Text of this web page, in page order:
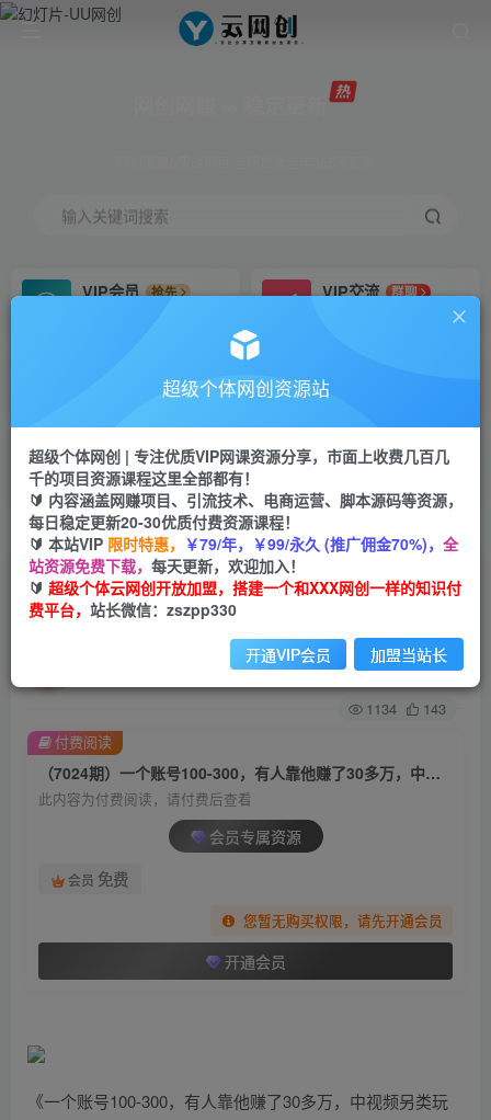
输入关键词搜索
VIP会员
抢先
VIP交流
群聊
研究探讨更多创业项目路子。
会员专属推广链接
招募站长
挂机
项目
脚本卡密
APP下载
GO
首页 创业课程 会员专属 正文
（7024期）一个账号100-300，有人靠他赚了30多
万，中视频另类玩法，任何人都可以做到
关注 私信
1134 143
（7024期）一个账号100-300，有人靠他赚了30多万，中视频另类玩法，任何人都可以做到
此内容为付费阅读，请付费后查看
会员专属资源
会员 免费
您暂无购买权限，请先开通会员
开通会员
付费阅读
《一个账号100-300，有人靠他赚了30多万，中视频另类玩
超级个体网创资源站
超级个体网创 | 专注优质VIP网课资源分享，市面上收费几百几
千的项目资源课程这里全部都有！
🔰 内容涵盖网赚项目、引流技术、电商运营、脚本源码等资源，
每日稳定更新20-30优质付费资源课程！
🔰 本站VIP 限时特惠， ￥79/年，￥99/永久 (推广佣金70%)， 全
站资源免费下载， 每天更新，欢迎加入！
🔰 超级个体云网创开放加盟，搭建一个和XXX网创一样的知识付
费平台， 站长微信：zszpp330
开通VIP会员 加盟当站长